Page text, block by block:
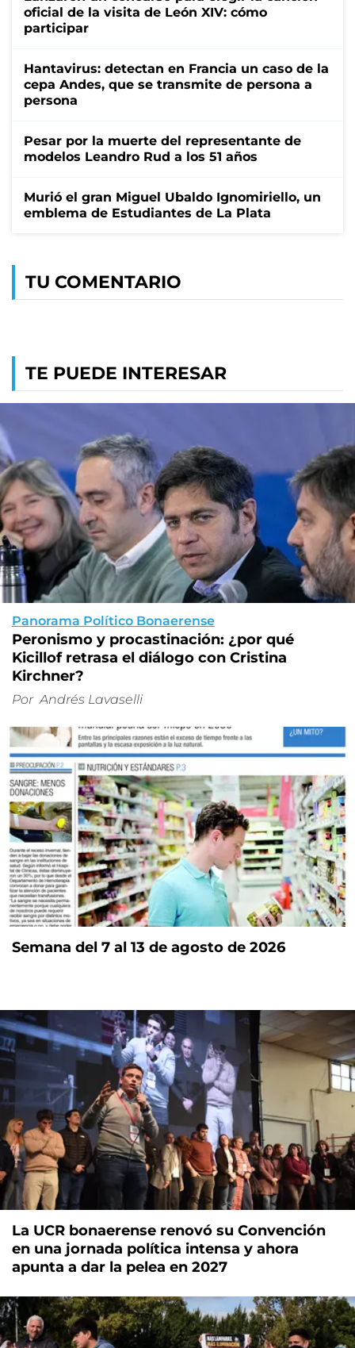
oficial de la visita de León XIV: cómo
participar
Hantavirus: detectan en Francia un caso de la
cepa Andes, que se transmite de persona a
persona
Pesar por la muerte del representante de
modelos Leandro Rud a los 51 años
Murió el gran Miguel Ubaldo Ignomiriello, un
emblema de Estudiantes de La Plata
TU COMENTARIO
TE PUEDE INTERESAR
Panorama Político Bonaerense
Peronismo y procastinación: ¿por qué
Kicillof retrasa el diálogo con Cristina
Kirchner?
Por Andrés Lavaselli
Semana del 7 al 13 de agosto de 2026
La UCR bonaerense renovó su Convención
en una jornada política intensa y ahora
apunta a dar la pelea en 2027